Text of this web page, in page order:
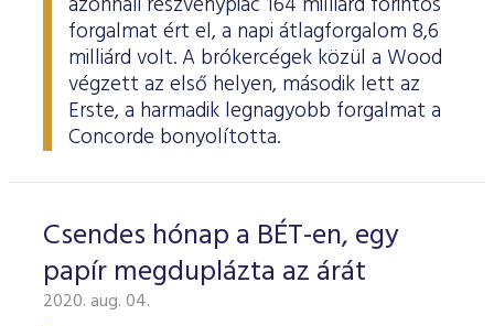
forgalmat ért el, a napi átlagforgalom 8,6
milliárd volt. A brókercégek közül a Wood
végzett az első helyen, második lett az
Erste, a harmadik legnagyobb forgalmat a
Concorde bonyolította.
Csendes hónap a BÉT-en, egy
papír megduplázta az árát
2020. aug. 04.